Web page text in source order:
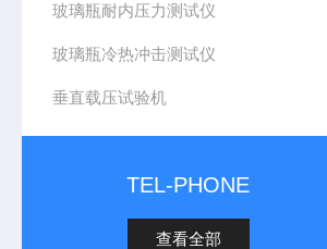
玻璃瓶耐内压力测试仪
玻璃瓶冷热冲击测试仪
垂直载压试验机
TEL-PHONE
查看全部